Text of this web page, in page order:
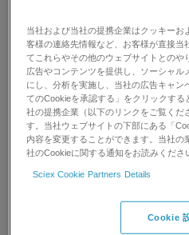
TEL: 0120-318-551 （受付時
0120-318-040
当社および当社の提携企業はクッキーお
客様の連絡先情報など、お客様が直接当
てこれらやその他のウェブサイトとのや
広告やコンテンツを提供し、ソーシャ
にし、分析を実施し、当社の広告キャ
てのCookieを承認する」をクリックす
社の提携企業（以下のリンクをご覧くだ
す。当社ウェブサイトの下部にある「
内容を変更することができます。当社の
社のCookieに関する通知をお読みくださ
Sciex Cookie Partners Details
Cookie